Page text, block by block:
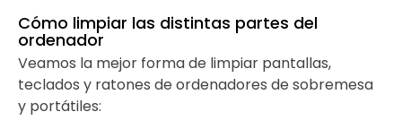
Cómo limpiar las distintas partes del
ordenador
Veamos la mejor forma de limpiar pantallas,
teclados y ratones de ordenadores de sobremesa
y portátiles: